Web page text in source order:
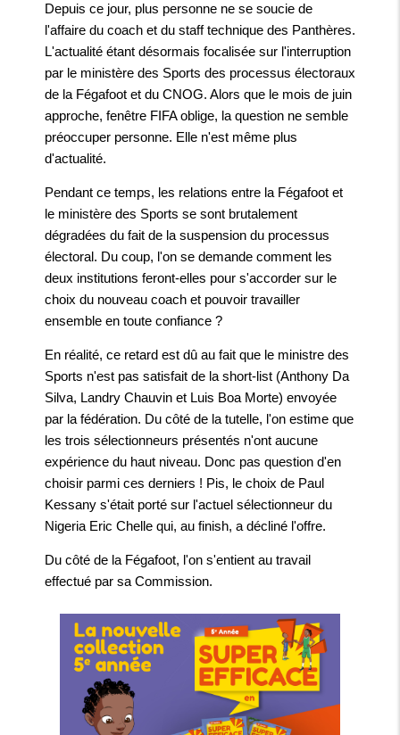
Depuis ce jour, plus personne ne se soucie de
l'affaire du coach et du staff technique des Panthères.
L'actualité étant désormais focalisée sur l'interruption
par le ministère des Sports des processus électoraux
de la Fégafoot et du CNOG. Alors que le mois de juin
approche, fenêtre FIFA oblige, la question ne semble
préoccuper personne. Elle n'est même plus
d'actualité.
Pendant ce temps, les relations entre la Fégafoot et
le ministère des Sports se sont brutalement
dégradées du fait de la suspension du processus
électoral. Du coup, l'on se demande comment les
deux institutions feront-elles pour s'accorder sur le
choix du nouveau coach et pouvoir travailler
ensemble en toute confiance ?
En réalité, ce retard est dû au fait que le ministre des
Sports n'est pas satisfait de la short-list (Anthony Da
Silva, Landry Chauvin et Luis Boa Morte) envoyée
par la fédération. Du côté de la tutelle, l'on estime que
les trois sélectionneurs présentés n'ont aucune
expérience du haut niveau. Donc pas question d'en
choisir parmi ces derniers ! Pis, le choix de Paul
Kessany s'était porté sur l'actuel sélectionneur du
Nigeria Eric Chelle qui, au finish, a décliné l'offre.
Du côté de la Fégafoot, l'on s'entient au travail
effectué par sa Commission.